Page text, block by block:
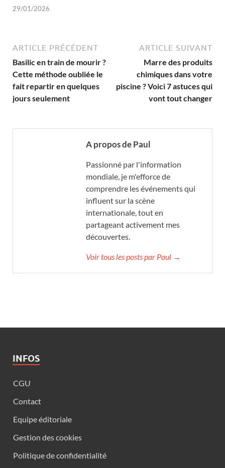
29/01/2026
ARTICLE PRÉCÉDENT
Basilic en train de mourir ?
Cette méthode oubliée le
fait repartir en quelques
jours seulement
ARTICLE SUIVANT
Marre des produits
chimiques dans votre
piscine ? Voici 7 astuces qui
vont tout changer
A propos de Paul
Passionné par l'information
mondiale, je m'efforce de
comprendre les événements qui
influent sur la scène
internationale, tout en
partageant activement mes
découvertes.
Voir tous les posts par Paul →
INFOS
CGU
Contact
Equipe éditoriale
Gestion des cookies
Politique de confidentialité